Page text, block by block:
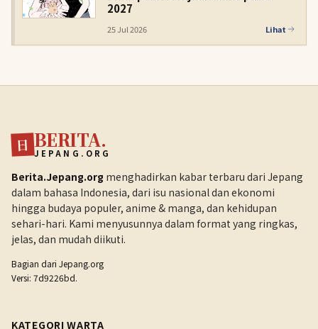
2027
25 Jul 2026 Lihat
日 BERITA.
JEPANG.ORG
Berita.Jepang.org menghadirkan kabar terbaru dari Jepang
dalam bahasa Indonesia, dari isu nasional dan ekonomi
hingga budaya populer, anime & manga, dan kehidupan
sehari-hari. Kami menyusunnya dalam format yang ringkas,
jelas, dan mudah diikuti.
Bagian dari Jepang.org
Versi: 7d9226bd.
KATEGORI WARTA